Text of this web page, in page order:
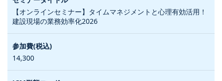
【オンラインセミナー】タイムマネジメントと心理有効活用！
建設現場の業務効率化2026
14,300